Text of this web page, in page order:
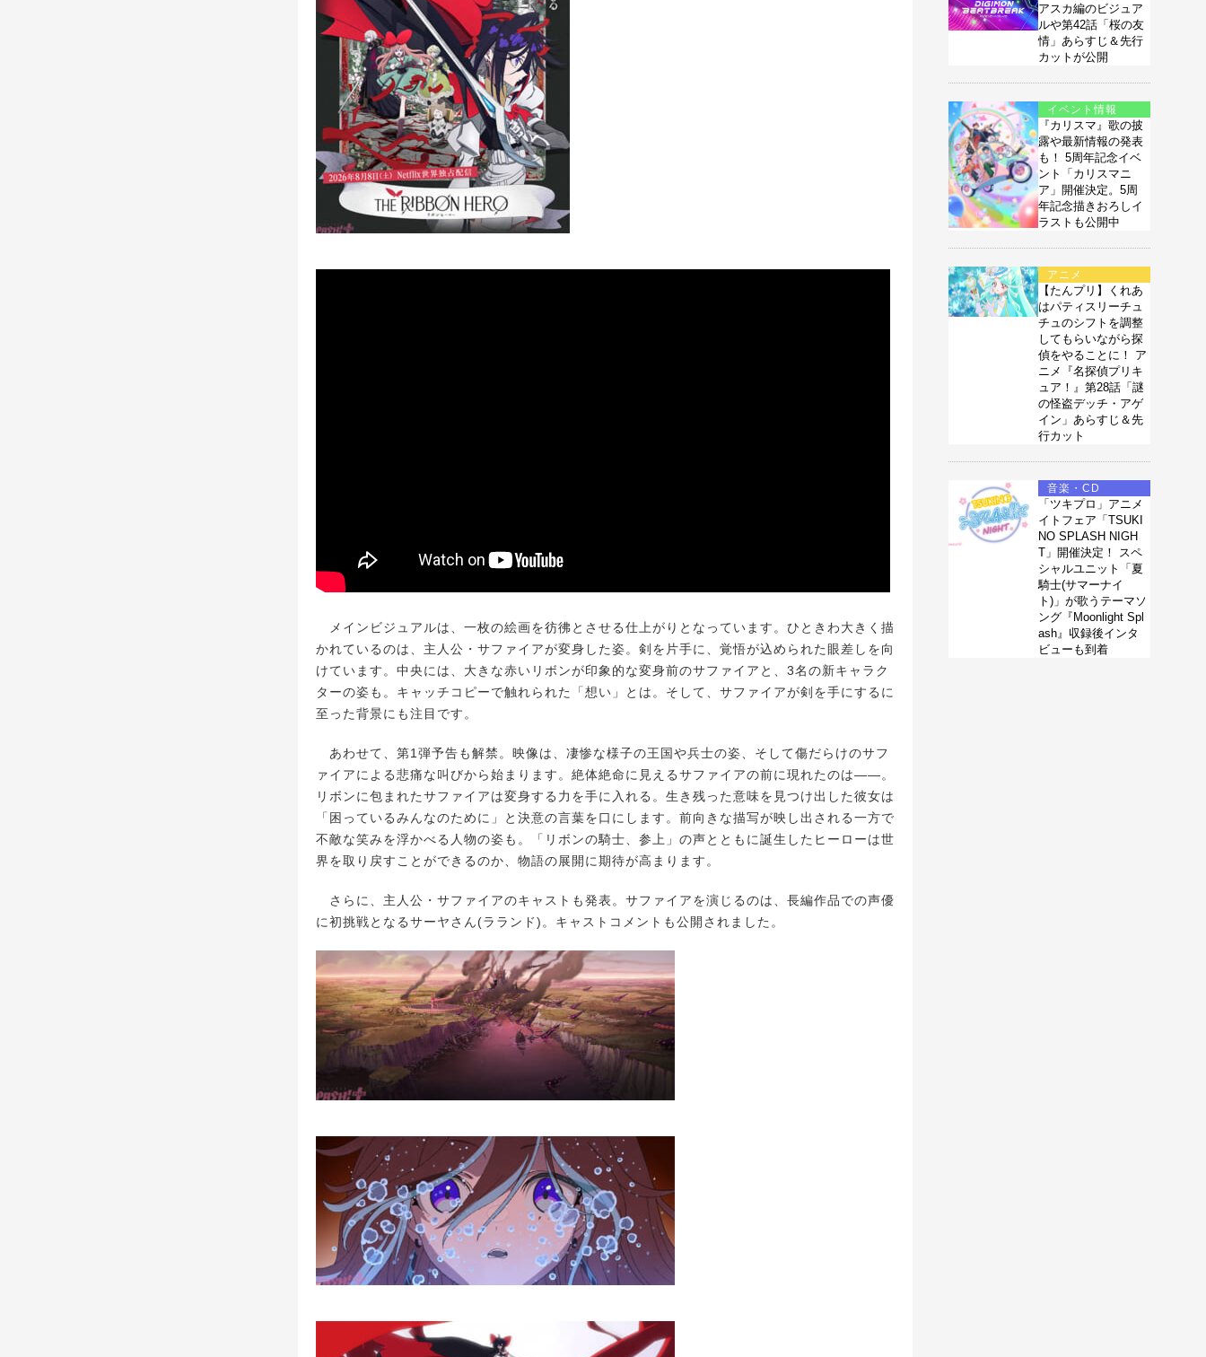
メインビジュアルは、一枚の絵画を彷彿とさせる仕上がりとなっています。ひときわ大きく描
かれているのは、主人公・サファイアが変身した姿。剣を片手に、覚悟が込められた眼差しを向
けています。中央には、大きな赤いリボンが印象的な変身前のサファイアと、3名の新キャラク
ターの姿も。キャッチコピーで触れられた「想い」とは。そして、サファイアが剣を手にするに
至った背景にも注目です。
あわせて、第1弾予告も解禁。映像は、凄惨な様子の王国や兵士の姿、そして傷だらけのサフ
ァイアによる悲痛な叫びから始まります。絶体絶命に見えるサファイアの前に現れたのは――。
リボンに包まれたサファイアは変身する力を手に入れる。生き残った意味を見つけ出した彼女は
「困っているみんなのために」と決意の言葉を口にします。前向きな描写が映し出される一方で
不敵な笑みを浮かべる人物の姿も。「リボンの騎士、参上」の声とともに誕生したヒーローは世
界を取り戻すことができるのか、物語の展開に期待が高まります。
さらに、主人公・サファイアのキャストも発表。サファイアを演じるのは、長編作品での声優
に初挑戦となるサーヤさん(ラランド)。キャストコメントも公開されました。
アスカ編のビジュア
ルや第42話「桜の友
情」あらすじ＆先行
カットが公開
イベント情報
『カリスマ』歌の披
露や最新情報の発表
も！ 5周年記念イベ
ント「カリスマニ
ア」開催決定。5周
年記念描きおろしイ
ラストも公開中
アニメ
【たんプリ】くれあ
はパティスリーチュ
チュのシフトを調整
してもらいながら探
偵をやることに！ ア
ニメ『名探偵プリキ
ュア！』第28話「謎
の怪盗デッチ・アゲ
イン」あらすじ＆先
行カット
音楽・CD
「ツキプロ」アニメ
イトフェア「TSUKI
NO SPLASH NIGH
T」開催決定！ スペ
シャルユニット「夏
騎士(サマーナイ
ト)」が歌うテーマソ
ング『Moonlight Spl
ash』収録後インタ
ビューも到着